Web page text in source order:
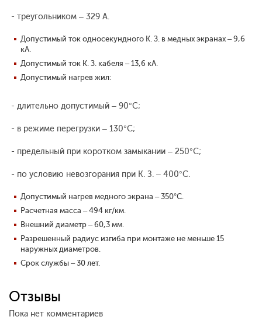
- треугольником – 329 А.
Допустимый ток односекундного К. З. в медных экранах – 9,6
кА.
Допустимый ток К. З. кабеля – 13,6 кА.
Допустимый нагрев жил:
- длительно допустимый – 90°С;
- в режиме перегрузки – 130°С;
- предельный при коротком замыкании – 250°С;
- по условию невозгорания при К. З. – 400°С.
Допустимый нагрев медного экрана – 350°С.
Расчетная масса – 494 кг/км.
Внешний диаметр – 60,3 мм.
Разрешенный радиус изгиба при монтаже не меньше 15
наружных диаметров.
Срок службы – 30 лет.
Отзывы
Пока нет комментариев